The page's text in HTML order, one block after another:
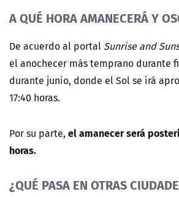
A QUÉ HORA AMANECERÁ Y
De acuerdo al portal Sunrise and
el anochecer más temprano durante
durante junio, donde el Sol se irá
17:40 horas.
Por su parte, el amanecer será
horas.
¿QUÉ PASA EN OTRAS